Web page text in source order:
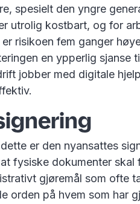
spesielt den yngre
utrolig kostbart, og for
risikoen fem ganger
en ypperlig sjanse
jobber med digitale
er den nyansattes
fysiske dokumenter
gjøremål som ofte
orden på hvem som har